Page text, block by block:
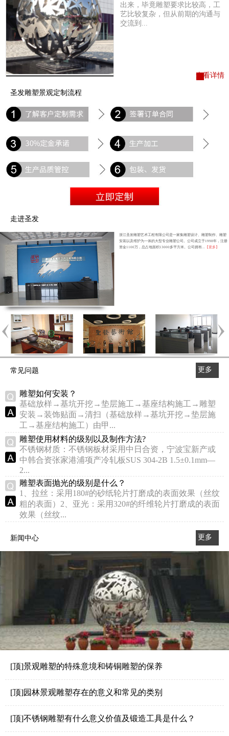
查看详情
出来，毕竟雕塑要求比较高，工
艺比较复杂，但从前期的沟通与
交流到...
圣发雕塑景观定制流程
走进圣发
浙江圣发雕塑艺术工程有限公司是一家集雕塑设计、雕塑制作、雕塑
安装以及维护为一体的大型专业雕塑公司。公司成立于1998年，注册
资金1100万，总占地面积13000多平方米。公司拥有...
【更多】
常见问题
更多
雕塑如何安装？
基础放样→基坑开挖→垫层施工→基座结构施工→雕塑
安装→装饰贴面→清扫（基础放样→基坑开挖→垫层施
工→基座结构施工）由甲...
雕塑使用材料的级别以及制作方法?
不锈钢材质：不锈钢板材采用中日合资，宁波宝新产或
中韩合资张家港浦项产冷轧板SUS 304-2B 1.5±0.1mm—
2...
雕塑表面抛光的级别是什么？
1、拉丝：采用180#的砂纸轮片打磨成的表面效果（丝纹
粗的表面）2、亚光：采用320#的纤维轮片打磨成的表面
效果（丝纹...
新闻中心
更多
>>
[顶]景观雕塑的特殊意境和铸铜雕塑的保养
[顶]园林景观雕塑存在的意义和常见的类别
[顶]不锈钢雕塑有什么意义价值及锻造工具是什么？